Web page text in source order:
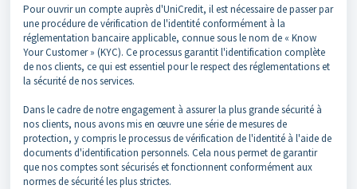
Pour ouvrir un compte auprès d'UniCredit, il est nécessaire de passer par
une procédure de vérification de l'identité conformément à la
réglementation bancaire applicable, connue sous le nom de « Know
Your Customer » (KYC). Ce processus garantit l'identification complète
de nos clients, ce qui est essentiel pour le respect des réglementations et
la sécurité de nos services.
Dans le cadre de notre engagement à assurer la plus grande sécurité à
nos clients, nous avons mis en œuvre une série de mesures de
protection, y compris le processus de vérification de l'identité à l'aide de
documents d'identification personnels. Cela nous permet de garantir
que nos comptes sont sécurisés et fonctionnent conformément aux
normes de sécurité les plus strictes.